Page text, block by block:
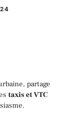
partage
taxis et VTC